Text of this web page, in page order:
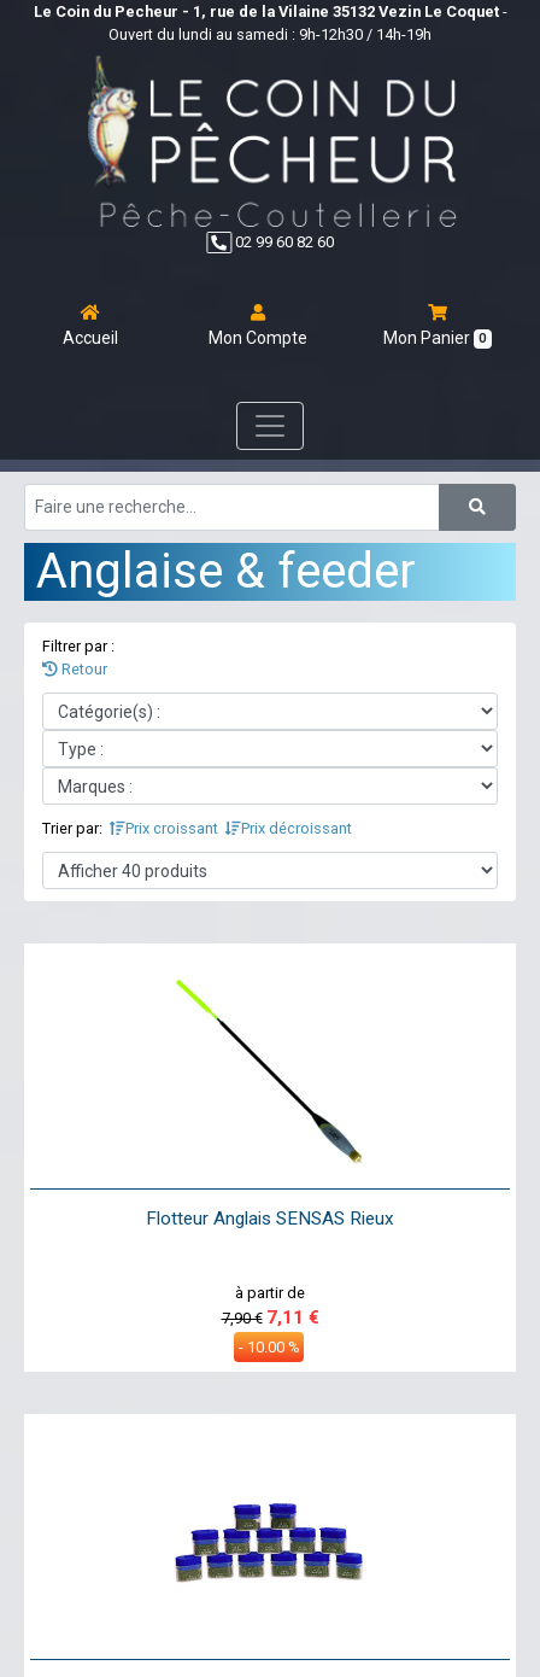
Le Coin du Pecheur - 1, rue de la Vilaine 35132 Vezin Le Coquet-
Ouvert du lundi au samedi : 9h-12h30 / 14h-19h
02 99 60 82 60
Accueil Mon Compte Mon Panier 0
Anglaise & feeder
Filtrer par :
Retour
Trier par: Prix croissant Prix décroissant
Flotteur Anglais SENSAS Rieux
à partir de
7,90 € 7,11 €
- 10.00 %